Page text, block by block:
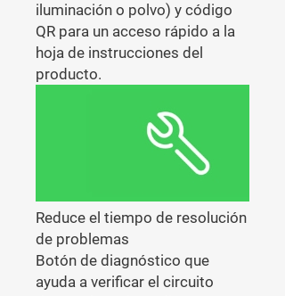
iluminación o polvo) y código
QR para un acceso rápido a la
hoja de instrucciones del
producto.
Reduce el tiempo de resolución
de problemas
Botón de diagnóstico que
ayuda a verificar el circuito